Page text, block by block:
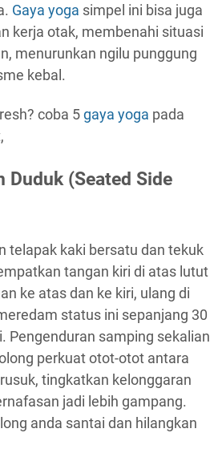
Gaya yoga simpel ini bisa juga
kerja otak, membenahi situasi
menurunkan ngilu punggung
kebal.
coba 5gaya yoga pada
Duduk (Seated Side
telapak kaki bersatu dan tekuk
tangan kiri di atas lutut
ke atas dan ke kiri, ulang di
status ini sepanjang 30
Pengenduran samping sekalian
perkuat otot-otot antara
tingkatkan kelonggaran
jadi lebih gampang.
anda santai dan hilangkan